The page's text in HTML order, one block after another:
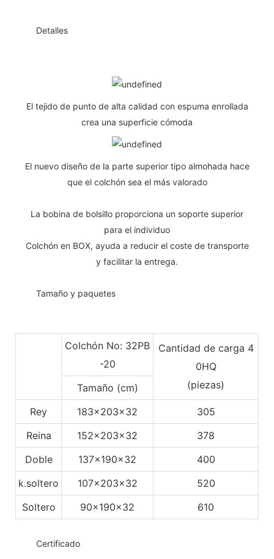
Detalles
El tejido de punto de alta calidad con espuma enrollada
crea una superficie cómoda
El nuevo diseño de la parte superior tipo almohada hace
que el colchón sea el más valorado
La bobina de bolsillo proporciona un soporte superior
para el individuo
Colchón en BOX, ayuda a reducir el coste de transporte
y facilitar la entrega.
Tamaño y paquetes
Colchón No: 32PB
-20
Cantidad de carga 4
0HQ
(piezas)
Tamaño (cm)
Rey
183x203x32
305
Reina
152x203x32
378
Doble
137x190x32
400
k.soltero
107x203x32
520
Soltero
90x190x32 610
Certificado